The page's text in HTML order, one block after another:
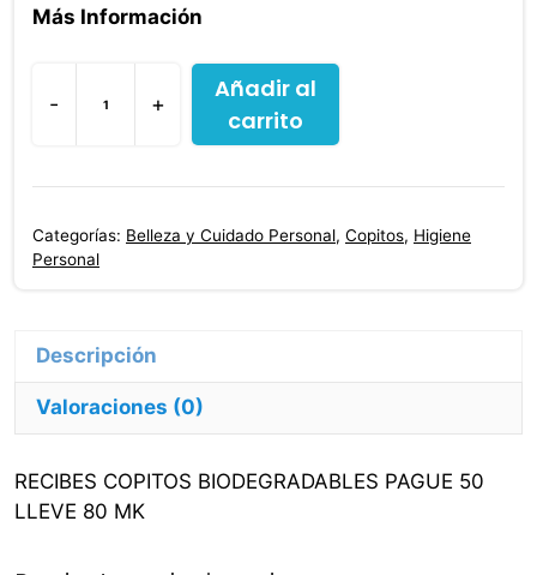
Más Información
-
Copitos
Biodegradables
Pague
Lleve
+
Añadir al
carrito
Categorías: Belleza y Cuidado Personal, Copitos, Higiene
Personal
Valoraciones (0)
RECIBES COPITOS BIODEGRADABLES PAGUE 50
LLEVE 80 MK